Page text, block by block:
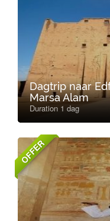
Dagtrip naar
Marsa Alam
Duration 1 dag
OFFER